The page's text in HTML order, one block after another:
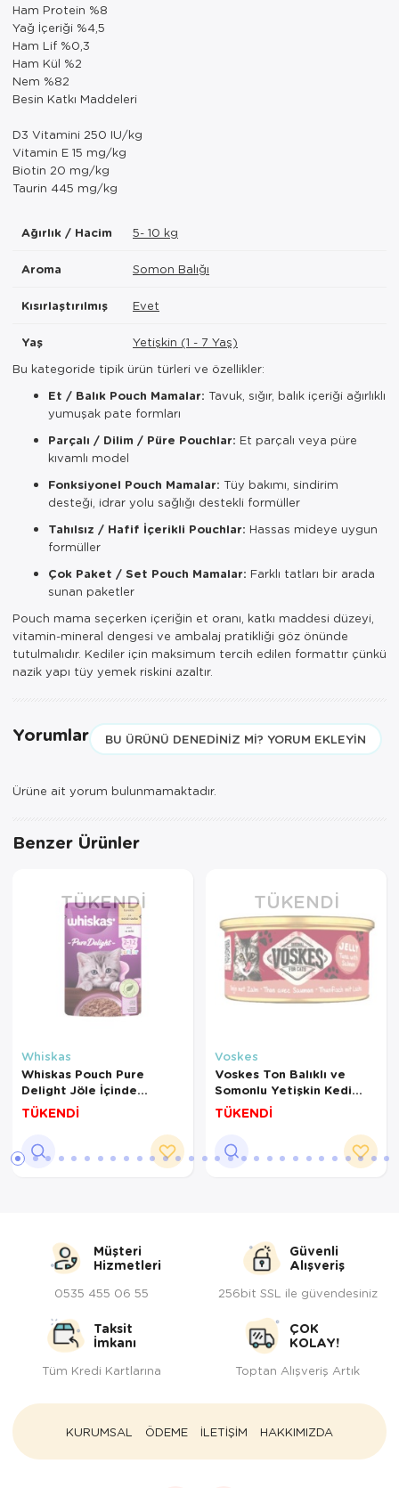
Ham Protein %8
Yağ İçeriği %4,5
Ham Lif %0,3
Ham Kül %2
Nem %82
Besin Katkı Maddeleri
D3 Vitamini 250 IU/kg
Vitamin E 15 mg/kg
Biotin 20 mg/kg
Taurin 445 mg/kg
Ağırlık / Hacim 5- 10 kg
Aroma Somon Balığı
Kısırlaştırılmış Evet
Yaş
Yetişkin (1 - 7 Yaş)
Bu kategoride tipik ürün türleri ve özellikler:
Et / Balık Pouch Mamalar: Tavuk, sığır, balık içeriği ağırlıklı
yumuşak pate formları
Parçalı / Dilim / Püre Pouchlar: Et parçalı veya püre
kıvamlı model
Fonksiyonel Pouch Mamalar: Tüy bakımı, sindirim
desteği, idrar yolu sağlığı destekli formüller
Tahılsız / Hafif İçerikli Pouchlar: Hassas mideye uygun
formüller
Çok Paket / Set Pouch Mamalar: Farklı tatları bir arada
sunan paketler
Pouch mama seçerken içeriğin et oranı, katkı maddesi düzeyi,
vitamin-mineral dengesi ve ambalaj pratikliği göz önünde
tutulmalıdır. Kediler için maksimum tercih edilen formattır çünkü
nazik yapı tüy yemek riskini azaltır.
Yorumlar BU ÜRÜNÜ DENEDINIZ MI? YORUM EKLEYIN
Ürüne ait yorum bulunmamaktadır.
Benzer Ürünler
TÜKENDI
Whiskas
Whiskas Pouch Pure
Delight Jöle İçinde
Tavuklu Yavru Kedi
Konservesi 85 Gr
TÜKENDİ
TÜKENDI
Voskes
Voskes Ton Balıklı ve
Somonlu Yetişkin Kedi
Konservesi 85 Gr
TÜKENDİ
Müşteri
Hizmetleri
0535 455 06 55
Güvenli
Alışveriş
256bit SSL ile güvendesiniz
Taksit
İmkanı
Tüm Kredi Kartlarına
ÇOK
KOLAY!
Toptan Alışveriş Artık
KURUMSAL ÖDEME İLETİŞİM HAKKIMIZDA